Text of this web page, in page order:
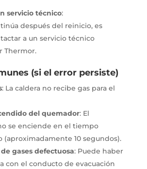
servicio técnico:
después del reinicio, es
a un servicio técnico
Thermor.
(si el error persiste)
: La caldera no recibe gas para el
del quemador: El
se enciende en el tiempo
(aproximadamente 10 segundos).
gases defectuosa: Puede haber
con el conducto de evacuación